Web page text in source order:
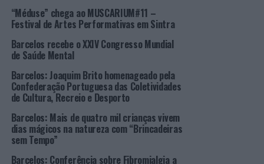
atividade que faz parte do programa anual “
Barcelos”, e que se encontra inserida nas ações de
visitas a algumas das “estatuetas” do ‘Mundo
Maravilhoso do Figurado’, que se encontram espalhadas
um pouco por toda a cidade, e que representam a
criatividade e o legado dos mestres artesãos da região
oleira de Barcelos. Esta ação conta com a teatralização
de alguns dos seus pontos pela “Via3 – Companhia de
Teatro de Viatodos”, que, desta forma, animará e dará
uma visão diferente aos participantes, sobre as peças e
“Méduse” chega ao MUSCARIUM#11 –
Festival de Artes Performativas em Sintra
Barcelos recebe o XXIV Congresso Mundial
de Saúde Mental
Barcelos: Joaquim Brito homenageado pela
Confederação Portuguesa das Coletividades
de Cultura, Recreio e Desporto
Barcelos: Mais de quatro mil crianças vivem
dias mágicos na natureza com “Brincadeiras
sem Tempo”
Barcelos: Conferência sobre Fibromialgia a